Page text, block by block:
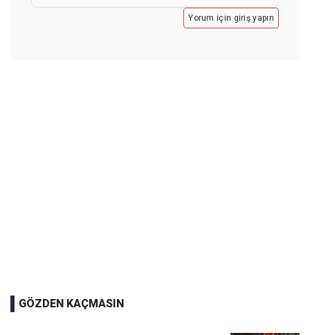
Yorum için giriş yapın
GÖZDEN KAÇMASIN